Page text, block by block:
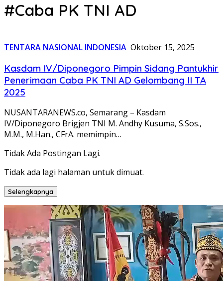
#Caba PK TNI AD
TENTARA NASIONAL INDONESIA Oktober 15, 2025
Kasdam IV/Diponegoro Pimpin Sidang Pantukhir
Penerimaan Caba PK TNI AD Gelombang II TA
2025
NUSANTARANEWS.co, Semarang – Kasdam
IV/Diponegoro Brigjen TNI M. Andhy Kusuma, S.Sos.,
M.M., M.Han., CFrA. memimpin…
Tidak Ada Postingan Lagi.
Tidak ada lagi halaman untuk dimuat.
Selengkapnya